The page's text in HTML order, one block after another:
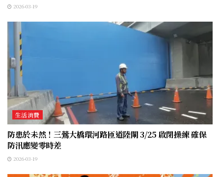
2026-03-19
生活消費
防患於未然！三鶯大橋環河路匝道陸閘 3/25 啟閉操練 確保
防汛應變零時差
2026-03-19